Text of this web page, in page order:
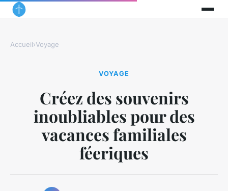
Accueil›Voyage
VOYAGE
Créez des souvenirs
inoubliables pour des
vacances familiales
féeriques